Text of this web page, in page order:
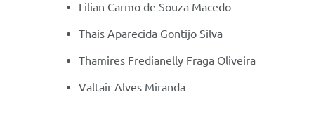
Lilian Carmo de Souza Macedo
Thais Aparecida Gontijo Silva
Thamires Fredianelly Fraga Oliveira
Valtair Alves Miranda